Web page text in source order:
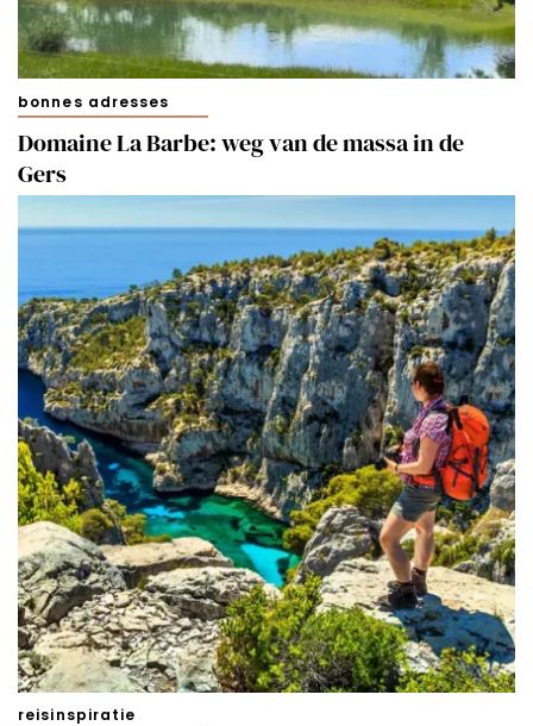
Merci!
bonnes adresses
Domaine La Barbe: weg van de massa in de
Gers
reisinspiratie